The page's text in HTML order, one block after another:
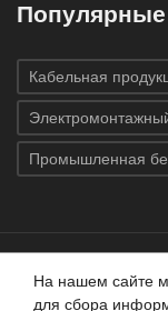
Кабельная
Промышленная
Все права
На нашем сайте
для сбора